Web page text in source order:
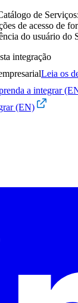
de
de acesso de
do usuário do
integração
Leia os
a integrar
(EN)